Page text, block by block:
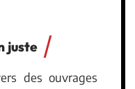
juste
des ouvrages